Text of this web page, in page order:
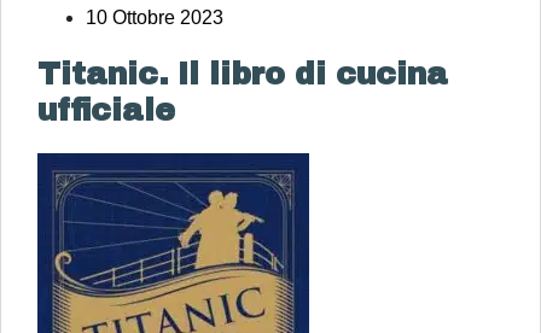
10 Ottobre 2023
Titanic. Il libro di cucina
ufficiale